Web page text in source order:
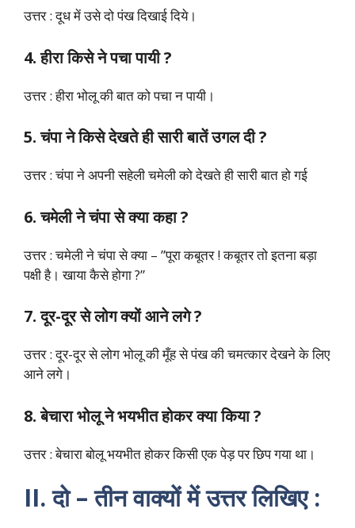
उत्तर : दूध में उसे दो पंख दिखाई दिये।
4. हीरा किसे ने पचा पायी ?
उत्तर : हीरा भोलू की बात को पचा न पायी।
5. चंपा ने किसे देखते ही सारी बातें उगल दी ?
उत्तर : चंपा ने अपनी सहेली चमेली को देखते ही सारी बात हो गई
6. चमेली ने चंपा से क्या कहा ?
उत्तर : चमेली ने चंपा से क्या – ”पूरा कबूतर ! कबूतर तो इतना बड़ा
पक्षी है। खाया कैसे होगा ?”
7. दूर-दूर से लोग क्यों आने लगे ?
उत्तर : दूर-दूर से लोग भोलू की मूँह से पंख की चमत्कार देखने के लिए
आने लगे।
8. बेचारा भोलू ने भयभीत होकर क्या किया ?
उत्तर : बेचारा बोलू भयभीत होकर किसी एक पेड़ पर छिप गया था।
II. दो – तीन वाक्यों में उत्तर लिखिए :